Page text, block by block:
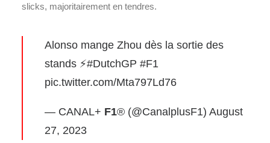
slicks, majoritairement en tendres.
Alonso mange Zhou dès la sortie des
stands ⚡️#DutchGP #F1
pic.twitter.com/Mta797Ld76
— CANAL+ F1® (@CanalplusF1) August
27, 2023